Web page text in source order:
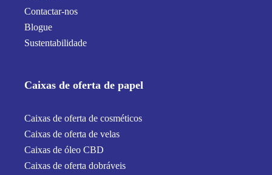
Contactar-nos
Blogue
Sustentabilidade
Caixas de oferta de papel
Caixas de oferta de cosméticos
Caixas de oferta de velas
Caixas de óleo CBD
Caixas de oferta dobráveis